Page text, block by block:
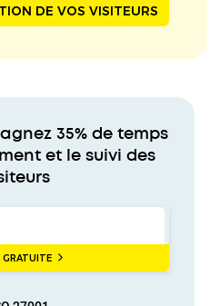
DE VOS VISITEURS
35% de temps
et le suivi des
GRATUITE